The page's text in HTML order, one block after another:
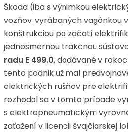
Škoda (iba s výnimkou
vozňov, vyrábaných vagónkou
konštrukciou po začatí
jednosmernou trakčnou
radu E 499.0, dodávané v
tento podnik už mal
elektrických rušňov pre
rozhodol sa v tomto prípade
s elektropneumatickým
zaťažení v licencii švajčiarskej